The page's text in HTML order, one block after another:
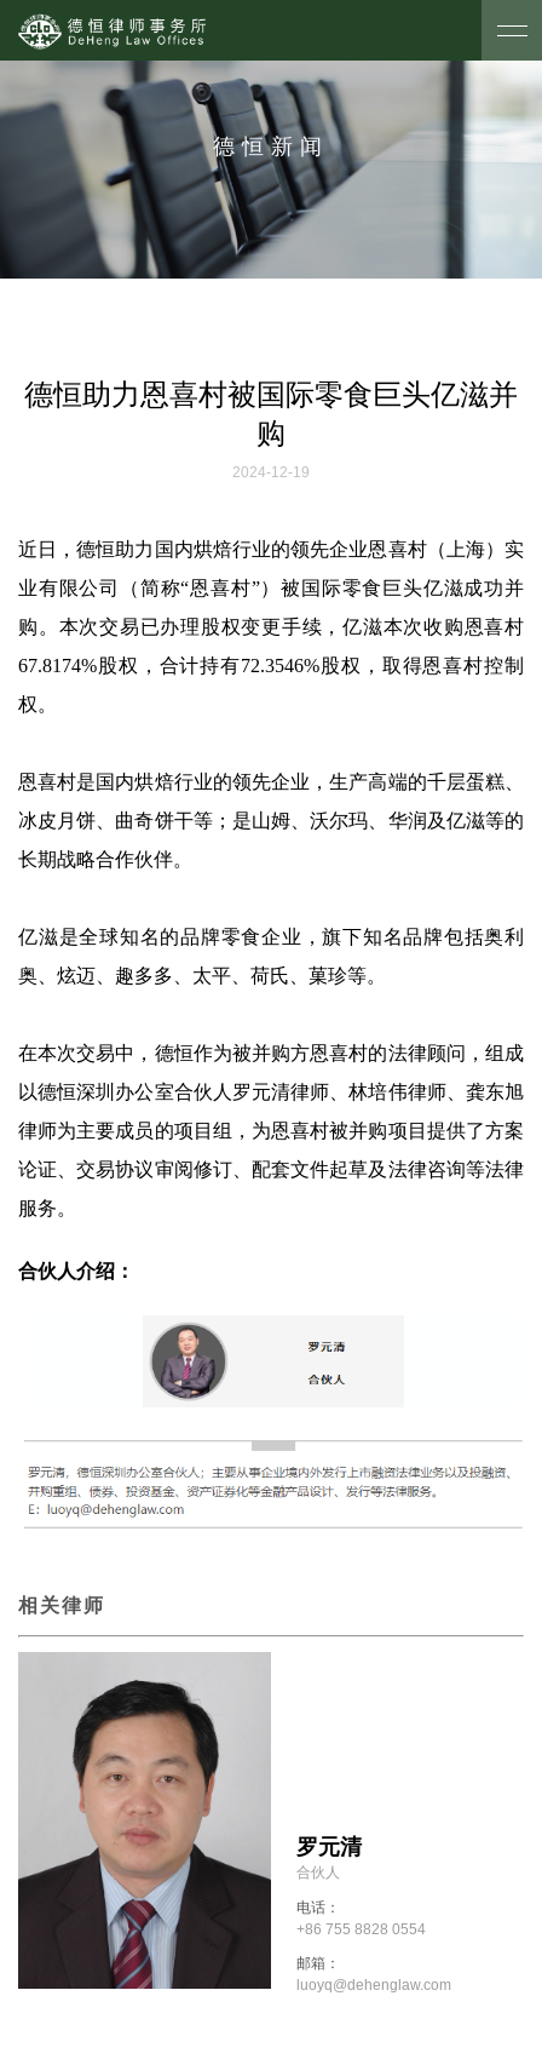
德恒新闻
德恒助力恩喜村被国际零食巨头亿滋并
购
2024-12-19
近日，德恒助力国内烘焙行业的领先企业恩喜村（上海）实
业有限公司（简称“恩喜村”）被国际零食巨头亿滋成功并
购。本次交易已办理股权变更手续，亿滋本次收购恩喜村
67.8174%股权，合计持有72.3546%股权，取得恩喜村控制
权。
恩喜村是国内烘焙行业的领先企业，生产高端的千层蛋糕、
冰皮月饼、曲奇饼干等；是山姆、沃尔玛、华润及亿滋等的
长期战略合作伙伴。
亿滋是全球知名的品牌零食企业，旗下知名品牌包括奥利
奥、炫迈、趣多多、太平、荷氏、菓珍等。
在本次交易中，德恒作为被并购方恩喜村的法律顾问，组成
以德恒深圳办公室合伙人罗元清律师、林培伟律师、龚东旭
律师为主要成员的项目组，为恩喜村被并购项目提供了方案
论证、交易协议审阅修订、配套文件起草及法律咨询等法律
服务。
合伙人介绍：
相关律师
罗元清
合伙人
电话：
+86 755 8828 0554
邮箱：
luoyq@dehenglaw.com